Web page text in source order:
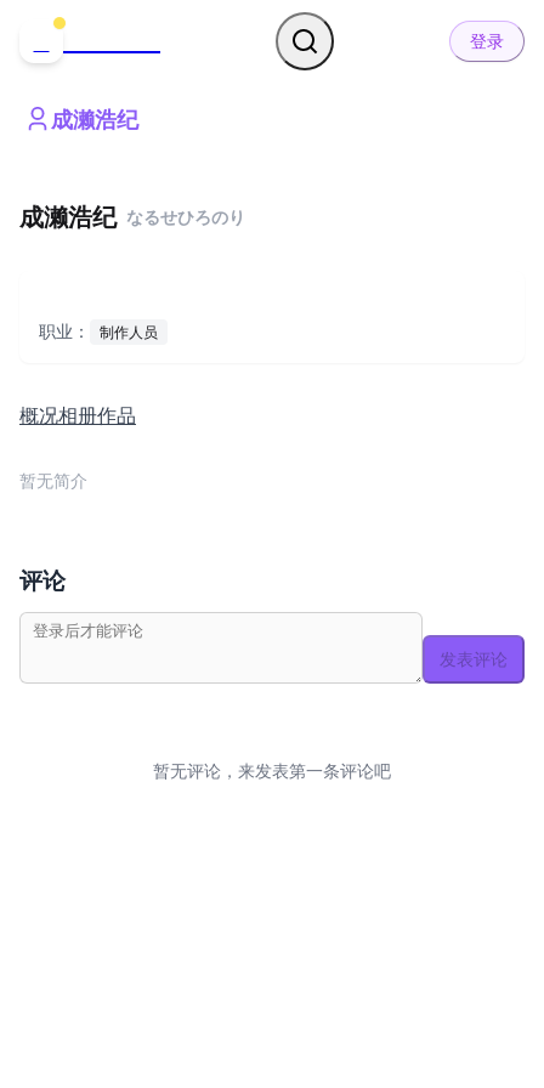
登录
成濑浩纪
成濑浩纪 なるせひろのり
职业： 制作人员
概况相册作品
暂无简介
评论
发表评论
暂无评论，来发表第一条评论吧